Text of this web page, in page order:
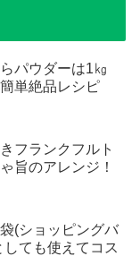
パウダーは1㎏
単絶品レシピ
フランクフルト
旨のアレンジ！
(ショッピングバ
ても使えてコス